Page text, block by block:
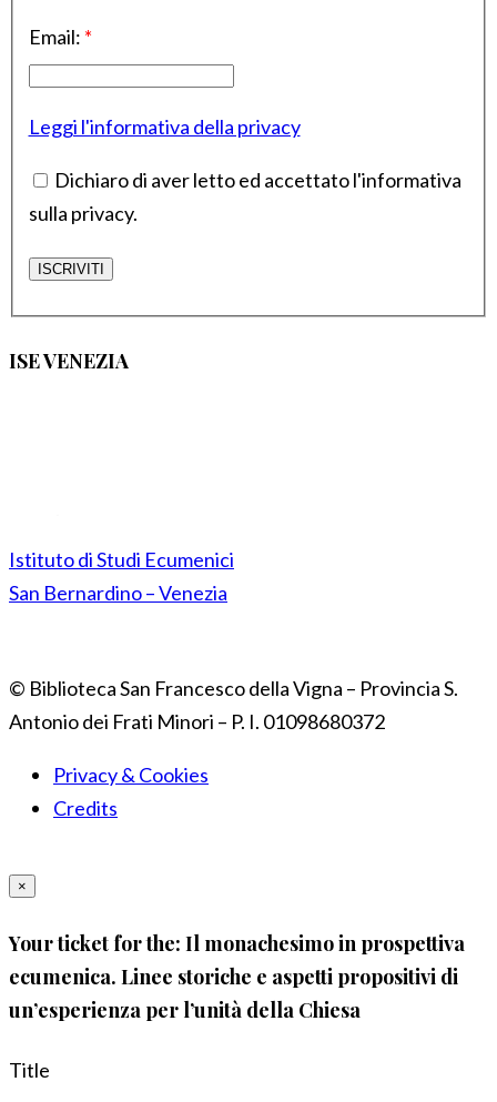
Email: *
Leggi l'informativa della privacy
Dichiaro di aver letto ed accettato l'informativa
sulla privacy.
ISE VENEZIA
Istituto di Studi Ecumenici
San Bernardino – Venezia
© Biblioteca San Francesco della Vigna – Provincia S.
Antonio dei Frati Minori – P. I. 01098680372
Privacy & Cookies
Credits
×
Your ticket for the: Il monachesimo in prospettiva
ecumenica. Linee storiche e aspetti propositivi di
un’esperienza per l’unità della Chiesa
Title